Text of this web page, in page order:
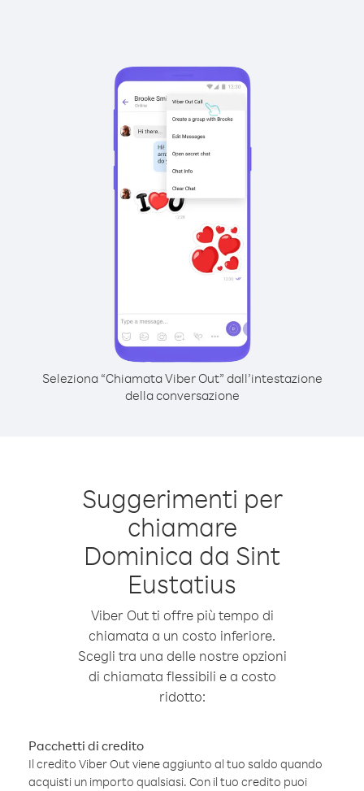
Seleziona “Chiamata Viber Out” dall’intestazione
della conversazione
Suggerimenti per
chiamare
Dominica da Sint
Eustatius
Viber Out ti offre più tempo di
chiamata a un costo inferiore.
Scegli tra una delle nostre opzioni
di chiamata flessibili e a costo
ridotto:
Pacchetti di credito
Il credito Viber Out viene aggiunto al tuo saldo quando
acquisti un importo qualsiasi. Con il tuo credito puoi